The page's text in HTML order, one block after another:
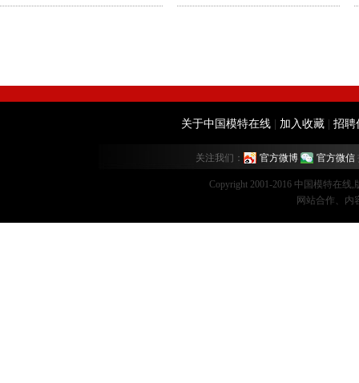
关于中国模特在线 加入收藏 招聘
关注我们： 官方微博 官方微信
Copyright 2001-2016 中国模特在线
网站合作、内